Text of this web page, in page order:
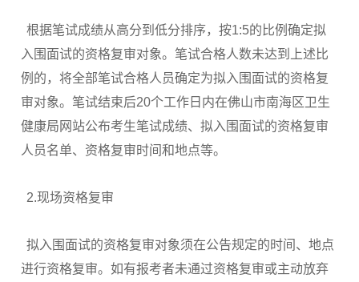
根据笔试成绩从高分到低分排序，按1:5的比例确定拟
入围面试的资格复审对象。笔试合格人数未达到上述比
例的，将全部笔试合格人员确定为拟入围面试的资格复
审对象。笔试结束后20个工作日内在佛山市南海区卫生
健康局网站公布考生笔试成绩、拟入围面试的资格复审
人员名单、资格复审时间和地点等。
2.现场资格复审
拟入围面试的资格复审对象须在公告规定的时间、地点
进行资格复审。如有报考者未通过资格复审或主动放弃